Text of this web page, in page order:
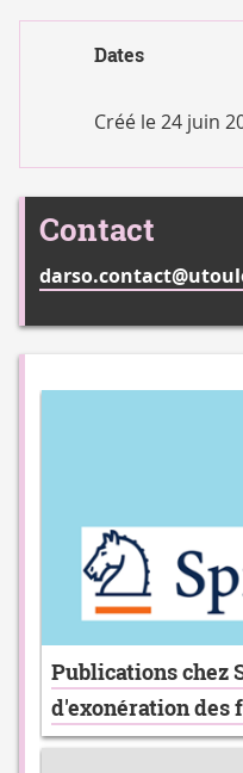
SCIENTIFIQUE
Dates
Créé le24 juin
Contact
Publications chez
d'exonération des